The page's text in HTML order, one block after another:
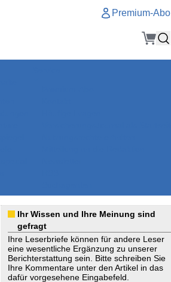
Premium-Abo
Ihr Wissen und Ihre Meinung sind
gefragt
Ihre Leserbriefe können für andere Leser
eine wesentliche Ergänzung zu unserer
Berichterstattung sein. Bitte schreiben Sie
Ihre Kommentare unter den Artikel in das
dafür vorgesehene Eingabefeld.